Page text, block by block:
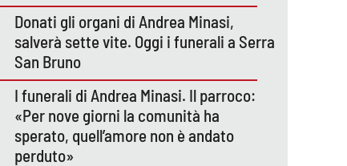
Donati gli organi di Andrea Minasi,
salverà sette vite. Oggi i funerali a Serra
San Bruno
I funerali di Andrea Minasi. Il parroco:
«Per nove giorni la comunità ha
sperato, quell’amore non è andato
perduto»